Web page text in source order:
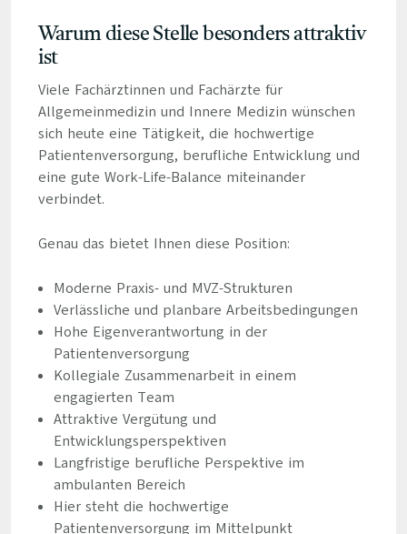
Warum diese Stelle besonders attraktiv
ist
Viele Fachärztinnen und Fachärzte für
Allgemeinmedizin und Innere Medizin wünschen
sich heute eine Tätigkeit, die hochwertige
Patientenversorgung, berufliche Entwicklung und
eine gute Work-Life-Balance miteinander
verbindet.
Genau das bietet Ihnen diese Position:
Moderne Praxis- und MVZ-Strukturen
Verlässliche und planbare Arbeitsbedingungen
Hohe Eigenverantwortung in der
Patientenversorgung
Kollegiale Zusammenarbeit in einem
engagierten Team
Attraktive Vergütung und
Entwicklungsperspektiven
Langfristige berufliche Perspektive im
ambulanten Bereich
Hier steht die hochwertige
Patientenversorgung im Mittelpunkt